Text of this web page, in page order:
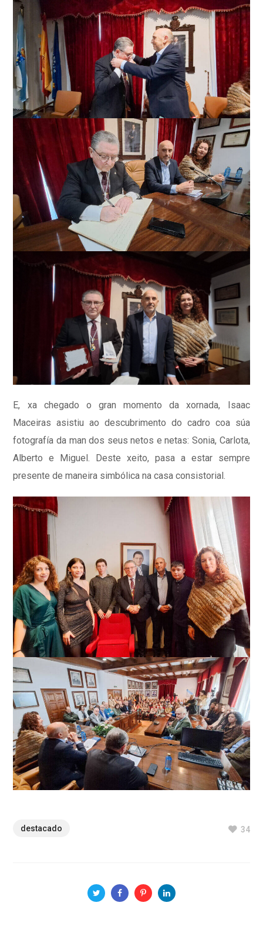
E, xa chegado o gran momento da xornada, Isaac
Maceiras asistiu ao descubrimento do cadro coa súa
fotografía da man dos seus netos e netas: Sonia, Carlota,
Alberto e Miguel. Deste xeito, pasa a estar sempre
presente de maneira simbólica na casa consistorial.
destacado 34